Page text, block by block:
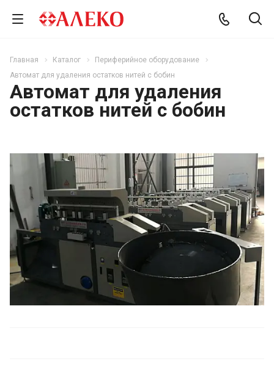
Главная Каталог
Периферийное оборудование
Автомат для удаления остатков нитей с бобин
Автомат для удаления
остатков нитей с бобин